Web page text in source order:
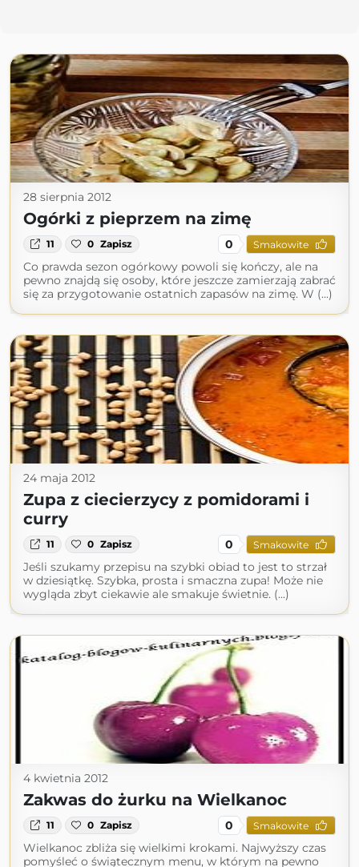
28 sierpnia 2012
Ogórki z pieprzem na zimę
11 0 Zapisz 0 Smakowite
Co prawda sezon ogórkowy powoli się kończy, ale na
pewno znajdą się osoby, które jeszcze zamierzają zabrać
się za przygotowanie ostatnich zapasów na zimę. W (...)
24 maja 2012
Zupa z ciecierzycy z pomidorami i
curry
11 0 Zapisz 0 Smakowite
Jeśli szukamy przepisu na szybki obiad to jest to strzał
w dziesiątkę. Szybka, prosta i smaczna zupa! Może nie
wygląda zbyt ciekawie ale smakuje świetnie. (...)
4 kwietnia 2012
Zakwas do żurku na Wielkanoc
11 0 Zapisz 0 Smakowite
Wielkanoc zbliża się wielkimi krokami. Najwyższy czas
pomyśleć o świątecznym menu, w którym na pewno